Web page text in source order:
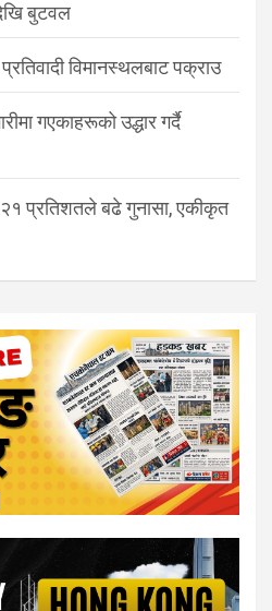
बुटवल
विमानस्थलबाट पक्राउ
गएकाहरूको उद्धार गर्दै
प्रतिशतले बढे गुनासा, एकीकृत